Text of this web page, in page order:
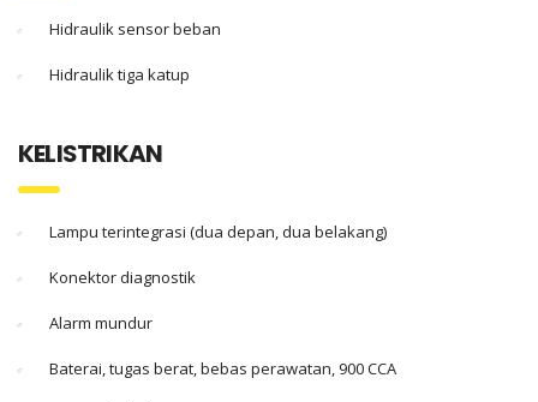
Hidraulik sensor beban
Hidraulik tiga katup
KELISTRIKAN
Lampu terintegrasi (dua depan, dua belakang)
Konektor diagnostik
Alarm mundur
Baterai, tugas berat, bebas perawatan, 900 CCA